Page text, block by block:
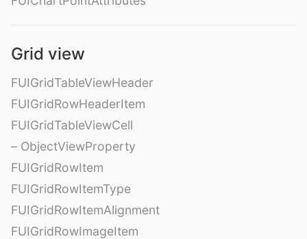
Grid view
FUIGridTableViewHeader
FUIGridRowHeaderItem
FUIGridTableViewCell
– ObjectViewProperty
FUIGridRowItem
FUIGridRowItemType
FUIGridRowItemAlignment
FUIGridRowImageItem